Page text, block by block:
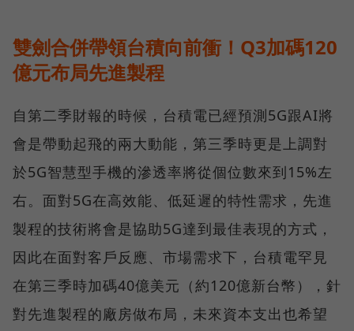
雙劍合併帶領台積向前衝！Q3加碼120
億元布局先進製程
自第二季財報的時候，台積電已經預測5G跟AI將
會是帶動起飛的兩大動能，第三季時更是上調對
於5G智慧型手機的滲透率將從個位數來到15%左
右。面對5G在高效能、低延遲的特性需求，先進
製程的技術將會是協助5G達到最佳表現的方式，
因此在面對客戶反應、市場需求下，台積電罕見
在第三季時加碼40億美元（約120億新台幣），針
對先進製程的廠房做布局，未來資本支出也希望